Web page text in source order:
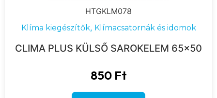
HTGKLM078
Klíma kiegészítők, Klímacsatornák és idomok
CLIMA PLUS KÜLSŐ SAROKELEM 65×50
850 Ft